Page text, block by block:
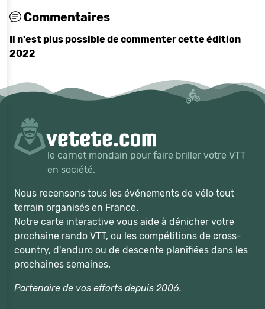
Commentaires
Il n'est plus possible de commenter cette édition
2022
le carnet mondain pour faire briller votre VTT
en société.
Nous recensons tous les événements de vélo tout
terrain organisés en France.
Notre carte interactive vous aide à dénicher votre
prochaine rando VTT, ou les compétitions de cross-
country, d'enduro ou de descente planifiées dans les
prochaines semaines.
Partenaire de vos efforts depuis 2006.